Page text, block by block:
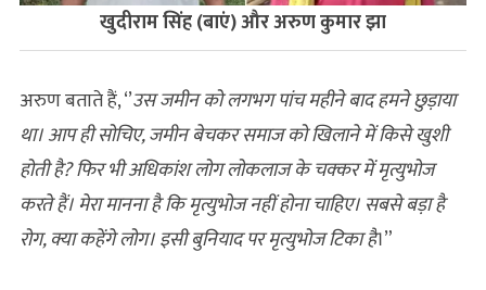
खुदीराम सिंह (बाएं) और अरुण कुमार झा
अरुण बताते हैं, ‘’उस जमीन को लगभग पांच महीने बाद हमने छुड़ाया
था। आप ही सोचिए, जमीन बेचकर समाज को खिलाने में किसे खुशी
होती है? फिर भी अधिकांश लोग लोकलाज के चक्कर में मृत्युभोज
करते हैं। मेरा मानना है कि मृत्युभोज नहीं होना चाहिए। सबसे बड़ा है
रोग, क्या कहेंगे लोग। इसी बुनियाद पर मृत्युभोज टिका है।”